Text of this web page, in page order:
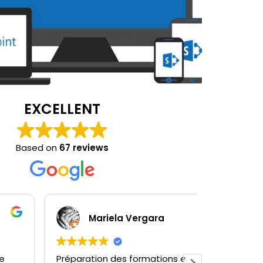
EXCELLENT
Based on 67 reviews
Vergara
formations en amont, suivi et